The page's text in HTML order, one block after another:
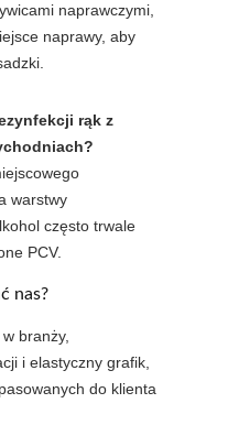
naprawczymi,
naprawy, aby
rąk z
warstwy
często trwale
PCV.
nas?
branży,
i elastyczny grafik,
do klienta